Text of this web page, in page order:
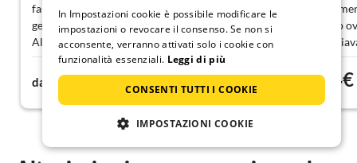
fascino della casa arredata con cura e della
gentilezza e cordialità della gente di Rodi
Al mattino ho potuto gustare il mio caffè dal
balcone della "Piccola" con un fantastico
sfondo di montagne e iniziare la giornata. È
così che dovrebbe essere una vacanza.
Che si tratti di rilassarsi sulla spaziosa
terrazza sul tetto o di esplorare i dintorni,
Casa Bianca è, a mio avviso, un luogo in cui
ricaricarsi e rilassarsi
da 70€
abbiamo
non
amore,
magnifica
Ci siamo
tutto!
94€
In Impostazioni cookie è possibile modificare le
impostazioni o revocare il consenso. Se non si
acconsente, verranno attivati solo i cookie con
funzionalità essenziali. Leggi di più
CONSENTI TUTTI I COOKIE
IMPOSTAZIONI COOKIE